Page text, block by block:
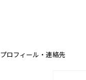
プロフィール・連絡先